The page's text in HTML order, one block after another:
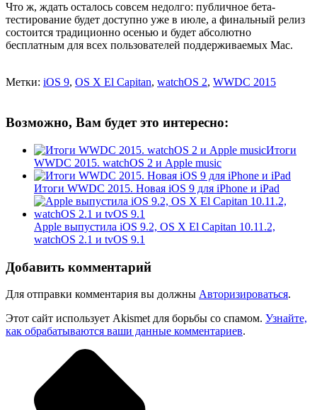
Что ж, ждать осталось совсем недолго: публичное бета-
тестирование будет доступно уже в июле, а финальный релиз
состоится традиционно осенью и будет абсолютно
бесплатным для всех пользователей поддерживаемых Mac.
Метки: iOS 9, OS X El Capitan, watchOS 2, WWDC 2015
Возможно, Вам будет это интересно:
Итоги
WWDC 2015. watchOS 2 и Apple music
Итоги WWDC 2015. Новая iOS 9 для iPhone и iPad
Apple выпустила iOS 9.2, OS X El Capitan 10.11.2,
watchOS 2.1 и tvOS 9.1
Добавить комментарий
Для отправки комментария вы должны Авторизироваться.
Этот сайт использует Akismet для борьбы со спамом. Узнайте,
как обрабатываются ваши данные комментариев.